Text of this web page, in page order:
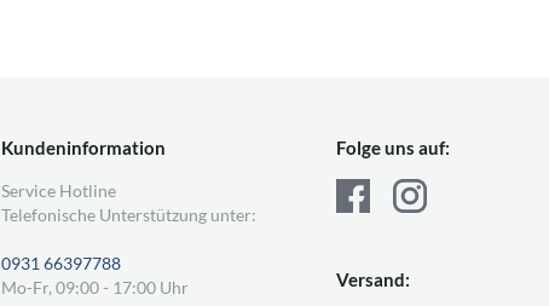
Kundeninformation
Service Hotline
Telefonische Unterstützung unter:
0931 66397788
Mo-Fr, 09:00 - 17:00 Uhr
Folge uns auf:
Versand: